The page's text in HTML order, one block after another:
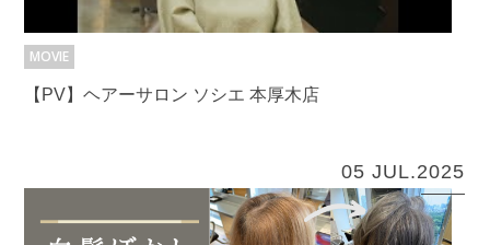
MOVIE
【PV】ヘアーサロン ソシエ 本厚木店
05 JUL.2025